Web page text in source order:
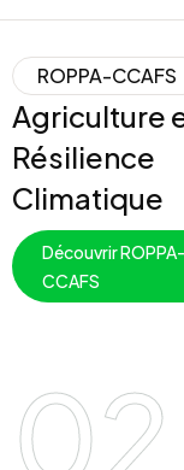
ROPPA-CCAFS
Agriculture
Résilience
Climatique
Découvrir ROPPA-
CCAFS
02